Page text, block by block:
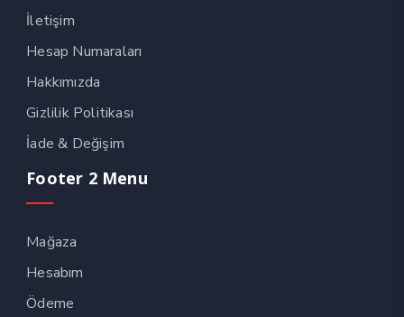
İletişim
Hesap Numaraları
Hakkımızda
Gizlilik Politikası
İade & Değişim
Footer 2 Menu
Mağaza
Hesabım
Ödeme